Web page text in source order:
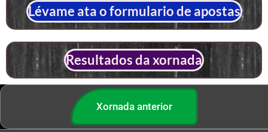
Lévame ata o formulario de apostas
Resultados da xornada
Xornada anterior